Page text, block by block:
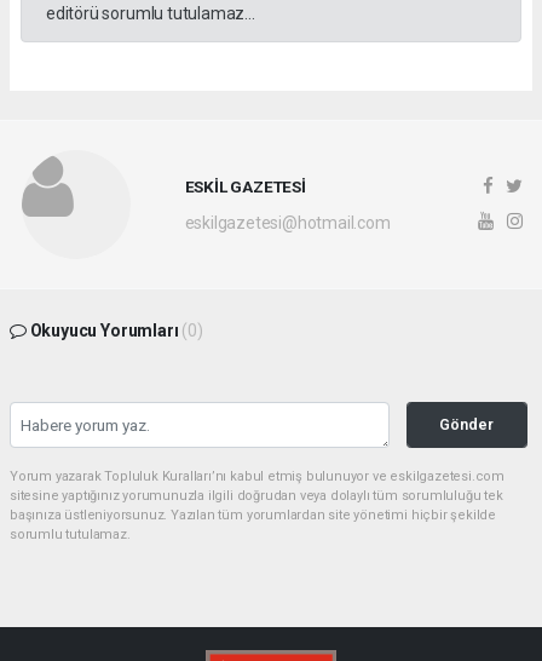
editörü sorumlu tutulamaz...
ESKİL GAZETESİ
eskilgazetesi@hotmail.com
Okuyucu Yorumları (0)
Gönder
Yorum yazarak Topluluk Kuralları’nı kabul etmiş bulunuyor ve eskilgazetesi.com
sitesine yaptığınız yorumunuzla ilgili doğrudan veya dolaylı tüm sorumluluğu tek
başınıza üstleniyorsunuz. Yazılan tüm yorumlardan site yönetimi hiçbir şekilde
sorumlu tutulamaz.